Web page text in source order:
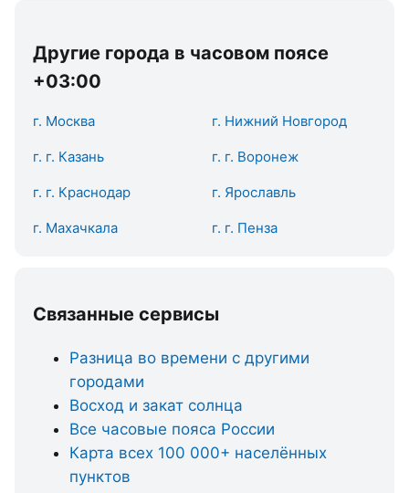
Другие города в часовом поясе
+03:00
г. Москва г. Нижний Новгород
г. г. Казань г. г. Воронеж
г. г. Краснодар г. Ярославль
г. Махачкала г. г. Пенза
Связанные сервисы
Разница во времени с другими
городами
Восход и закат солнца
Все часовые пояса России
Карта всех 100 000+ населённых
пунктов